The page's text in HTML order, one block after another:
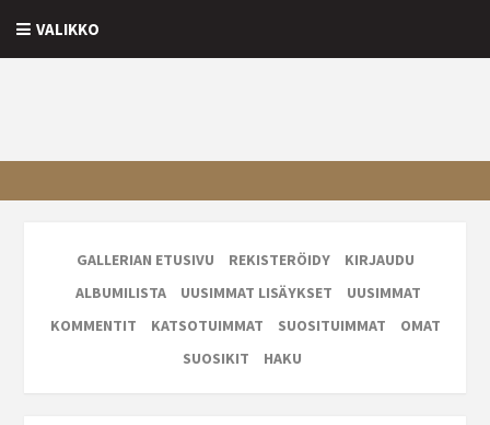
VALIKKO
GALLERIAN ETUSIVU REKISTERÖIDY
KIRJAUDU
ALBUMILISTA
UUSIMMAT LISÄYKSET
UUSIMMAT
KOMMENTIT
KATSOTUIMMAT SUOSITUIMMAT
OMAT
SUOSIKIT
HAKU